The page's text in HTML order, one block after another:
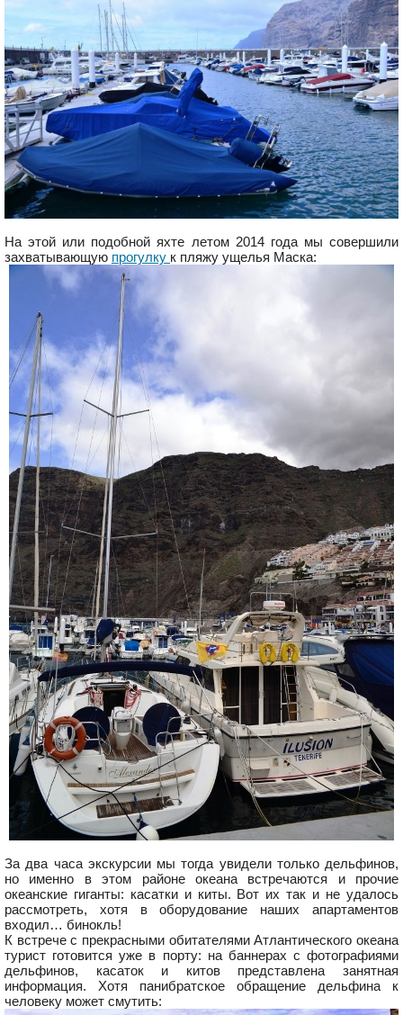
На этой или подобной яхте летом 2014 года мы совершили
захватывающую прогулку к пляжу ущелья Маска:
За два часа экскурсии мы тогда увидели только дельфинов,
но именно в этом районе океана встречаются и прочие
океанские гиганты: касатки и киты. Вот их так и не удалось
рассмотреть, хотя в оборудование наших апартаментов
входил… бинокль!
К встрече с прекрасными обитателями Атлантического океана
турист готовится уже в порту: на баннерах с фотографиями
дельфинов, касаток и китов представлена занятная
информация. Хотя панибратское обращение дельфина к
человеку может смутить: